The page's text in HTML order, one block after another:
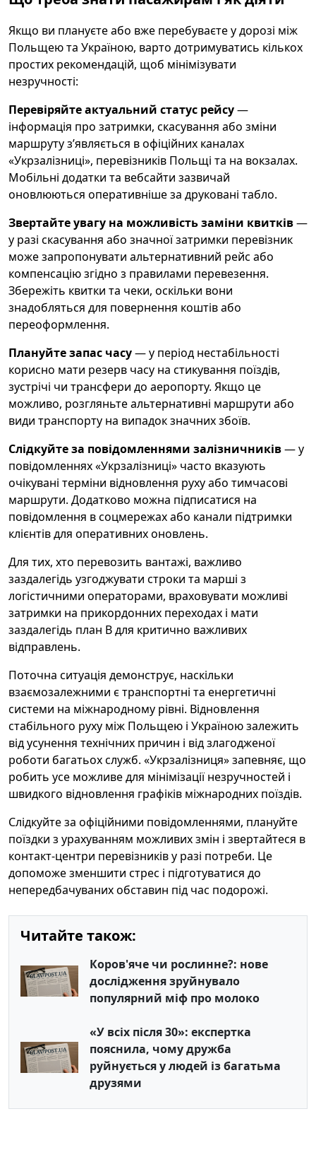
Якщо ви плануєте або вже перебуваєте у дорозі між
Польщею та Україною, варто дотримуватись кількох
простих рекомендацій, щоб мінімізувати
незручності:
Перевіряйте актуальний статус рейсу—
інформація про затримки, скасування або зміни
маршруту зʼявляється в офіційних каналах
«Укрзалізниці», перевізників Польщі та на вокзалах.
Мобільні додатки та вебсайти зазвичай
оновлюються оперативніше за друковані табло.
Звертайте увагу на можливість заміни квитків—
у разі скасування або значної затримки перевізник
може запропонувати альтернативний рейс або
компенсацію згідно з правилами перевезення.
Збережіть квитки та чеки, оскільки вони
знадобляться для повернення коштів або
переоформлення.
Плануйте запас часу— у період нестабільності
корисно мати резерв часу на стикування поїздів,
зустрічі чи трансфери до аеропорту. Якщо це
можливо, розгляньте альтернативні маршрути або
види транспорту на випадок значних збоїв.
Слідкуйте за повідомленнями залізничників— у
повідомленнях «Укрзалізниці» часто вказують
очікувані терміни відновлення руху або тимчасові
маршрути. Додатково можна підписатися на
повідомлення в соцмережах або канали підтримки
клієнтів для оперативних оновлень.
Для тих, хто перевозить вантажі, важливо
заздалегідь узгоджувати строки та марші з
логістичними операторами, враховувати можливі
затримки на прикордонних переходах і мати
заздалегідь план B для критично важливих
відправлень.
Поточна ситуація демонструє, наскільки
взаємозалежними є транспортні та енергетичні
системи на міжнародному рівні. Відновлення
стабільного руху між Польщею і Україною залежить
від усунення технічних причин і від злагодженої
роботи багатьох служб. «Укрзалізниця» запевняє, що
робить усе можливе для мінімізації незручностей і
швидкого відновлення графіків міжнародних поїздів.
Слідкуйте за офіційними повідомленнями, плануйте
поїздки з урахуванням можливих змін і звертайтеся в
контакт-центри перевізників у разі потреби. Це
допоможе зменшити стрес і підготуватися до
непередбачуваних обставин під час подорожі.
Читайте також:
Коров'яче чи рослинне?: нове
дослідження зруйнувало
популярний міф про молоко
«У всіх після 30»: експертка
пояснила, чому дружба
руйнується у людей із багатьма
друзями